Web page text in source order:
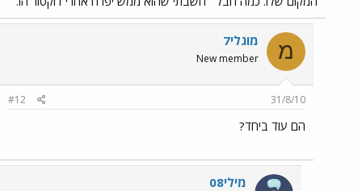
מ מוגלי7
New member
31/8/10
#12
הם עוד ביחד?
מילי08